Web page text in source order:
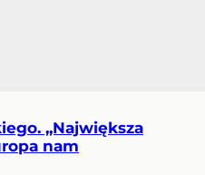
„Największa
nam